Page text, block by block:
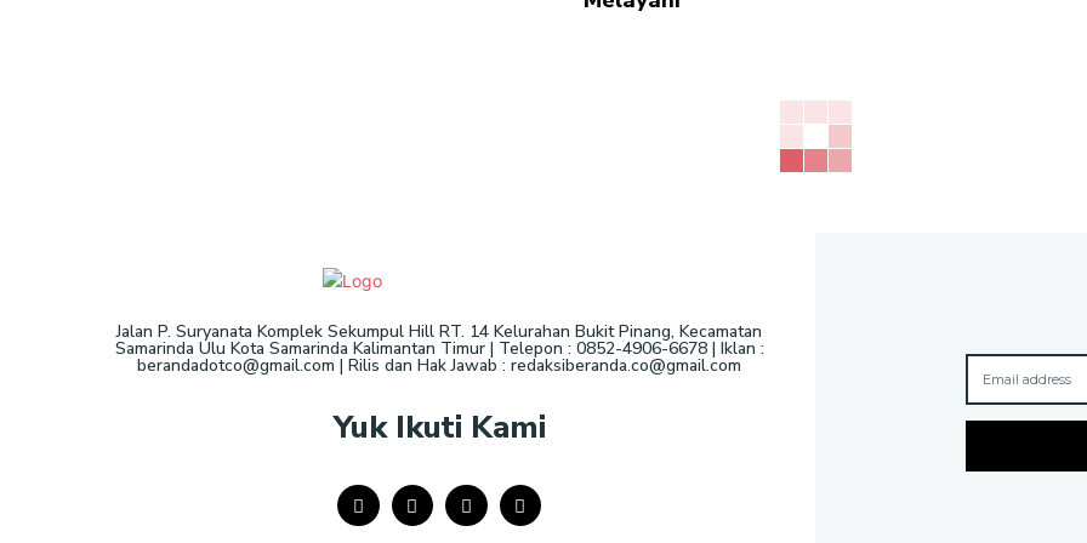
Jalan P. Suryanata Komplek Sekumpul Hill RT. 14 Kelurahan Bukit Pinang, Kecamatan
Samarinda Ulu Kota Samarinda Kalimantan Timur | Telepon : 0852-4906-6678 | Iklan :
berandadotco@gmail.com | Rilis dan Hak Jawab : redaksiberanda.co@gmail.com
Yuk Ikuti Kami